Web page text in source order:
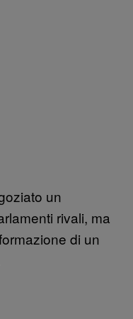
un
rivali, ma
di un